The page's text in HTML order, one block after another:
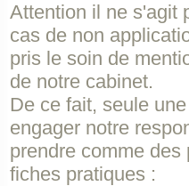
Attention il ne s'agit
cas de non
pris le soin de
de notre cabinet.
De ce fait, seule
engager notre
prendre comme
fiches pratiques :